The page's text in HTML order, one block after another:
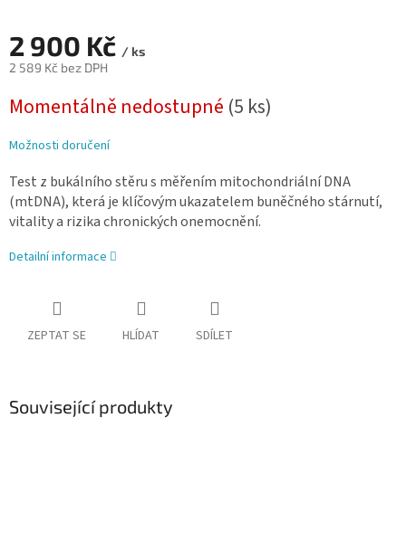
2 900 Kč / ks
2 589 Kč bez DPH
cena:
Momentálně nedostupné (5 ks)
Možnosti doručení
Test z bukálního stěru s měřením mitochondriální DNA
(mtDNA), která je klíčovým ukazatelem buněčného stárnutí,
vitality a rizika chronických onemocnění.
Detailní informace
ZEPTAT SE HLÍDAT SDÍLET
Související produkty